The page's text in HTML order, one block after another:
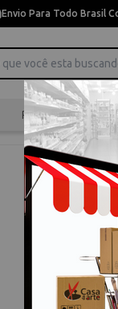
Envio Para Todo Brasil
Pincéis
Início >
Mesa de
10% OFF